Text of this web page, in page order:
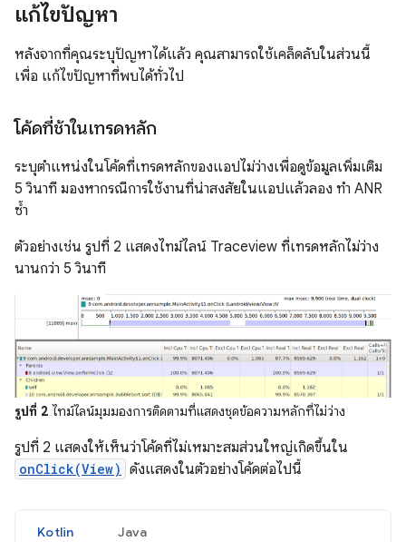
แก้ไขปัญหา
หลังจากที่คุณระบุปัญหาได้แล้ว คุณสามารถใช้เคล็ดลับในส่วนนี้
เพื่อ แก้ไขปัญหาที่พบได้ทั่วไป
โค้ดที่ช้าในเทรดหลัก
ระบุตำแหน่งในโค้ดที่เทรดหลักของแอปไม่ว่างเพื่อดูข้อมูลเพิ่มเติม
5 วินาที มองหากรณีการใช้งานที่น่าสงสัยในแอปแล้วลอง ทำ ANR
ซ้ำ
ตัวอย่างเช่น รูปที่ 2 แสดงไทม์ไลน์ Traceview ที่เทรดหลักไม่ว่าง
นานกว่า 5 วินาที
รูปที่ 2 ไทม์ไลน์มุมมองการติดตามที่แสดงชุดข้อความหลักที่ไม่ว่าง
รูปที่ 2 แสดงให้เห็นว่าโค้ดที่ไม่เหมาะสมส่วนใหญ่เกิดขึ้นใน
onClick(View) ดังแสดงในตัวอย่างโค้ดต่อไปนี้
Kotlin Java